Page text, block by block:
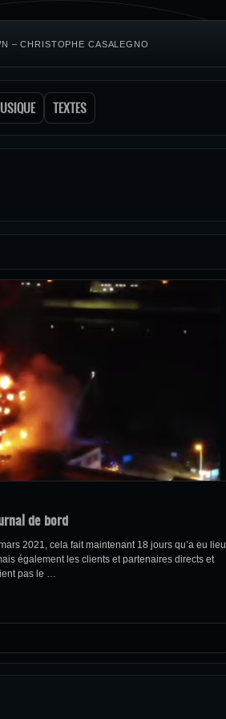
– CHRISTOPHE CASALEGNO
TEXTES
de bord
2021, cela fait maintenant 18 jours qu’a eu lieu
également les clients et partenaires directs et
pas le …